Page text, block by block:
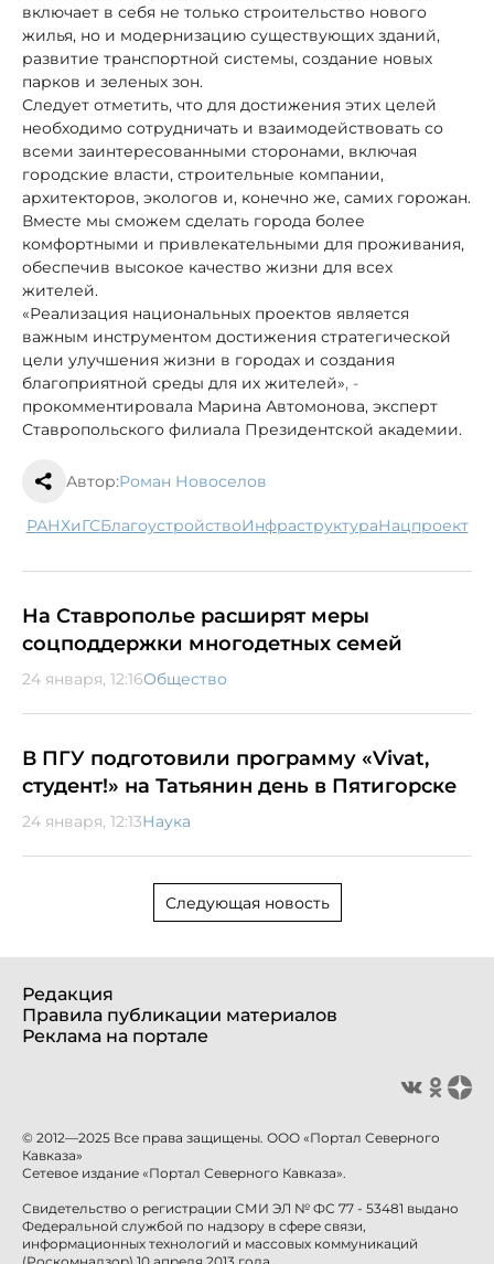
включает в себя не только строительство нового
жилья, но и модернизацию существующих зданий,
развитие транспортной системы, создание новых
парков и зеленых зон.
Следует отметить, что для достижения этих целей
необходимо сотрудничать и взаимодействовать со
всеми заинтересованными сторонами, включая
городские власти, строительные компании,
архитекторов, экологов и, конечно же, самих горожан.
Вместе мы сможем сделать города более
комфортными и привлекательными для проживания,
обеспечив высокое качество жизни для всех
жителей.
«Реализация национальных проектов является
важным инструментом достижения стратегической
цели улучшения жизни в городах и создания
благоприятной среды для их жителей», -
прокомментировала Марина Автомонова, эксперт
Ставропольского филиала Президентской академии.
Автор:Роман Новоселов
РАНХиГС благоустройство инфраструктура нацпроект
На Ставрополье расширят меры
соцподдержки многодетных семей
24 января, 12:16Общество
В ПГУ подготовили программу «Vivat,
студент!» на Татьянин день в Пятигорске
24 января, 12:13Наука
Следующая новость
Редакция
Правила публикации материалов
Реклама на портале
© 2012—2025 Все права защищены. ООО «Портал Северного
Кавказа»
Сетевое издание «Портал Северного Кавказа».
Свидетельство о регистрации СМИ ЭЛ № ФС 77 - 53481 выдано
Федеральной службой по надзору в сфере связи,
информационных технологий и массовых коммуникаций